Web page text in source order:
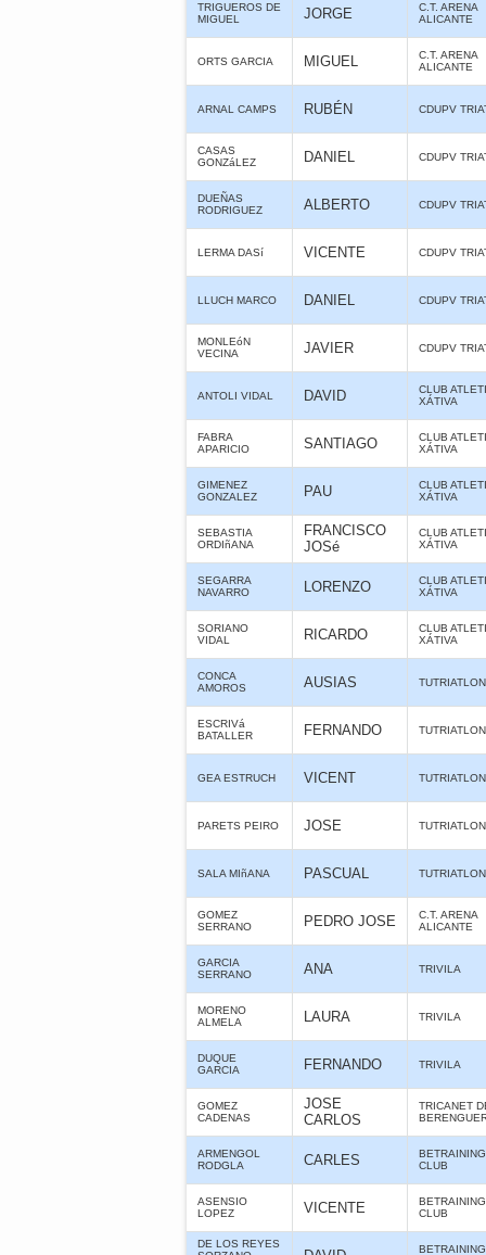
TRIGUEROS DE
MIGUEL
JORGE
C.T. ARENA
ALICANTE
ORTS GARCIA MIGUEL
C.T. ARENA
ALICANTE
ARNAL CAMPS RUBÉN CDUPV
CASAS
GONZáLEZ
DANIEL CDUPV
DUEÑAS
RODRIGUEZ
ALBERTO CDUPV
LERMA DASí VICENTE CDUPV
LLUCH MARCO DANIEL CDUPV
MONLEóN
VECINA
JAVIER CDUPV
ANTOLI VIDAL DAVID
CLUB
XÁTIVA
FABRA
APARICIO
SANTIAGO
CLUB
XÁTIVA
GIMENEZ
GONZALEZ
PAU
CLUB
XÁTIVA
SEBASTIA
ORDIñANA
FRANCISCO
JOSé
CLUB
XÁTIVA
SEGARRA
NAVARRO
LORENZO
CLUB
XÁTIVA
SORIANO
VIDAL
RICARDO
CLUB
XÁTIVA
CONCA
AMOROS
AUSIAS
ESCRIVá
BATALLER
FERNANDO
GEA ESTRUCH VICENT
PARETS PEIRO JOSE
SALA MIñANA PASCUAL
GOMEZ
SERRANO
PEDRO JOSE
C.T. ARENA
ALICANTE
GARCIA
SERRANO
ANA TRIVILA
MORENO
ALMELA
LAURA TRIVILA
DUQUE
GARCIA
FERNANDO TRIVILA
GOMEZ
CADENAS
JOSE
CARLOS
TRICANET
ARMENGOL
RODGLA
CARLES
CLUB
ASENSIO
LOPEZ
VICENTE
CLUB
DE LOS REYES